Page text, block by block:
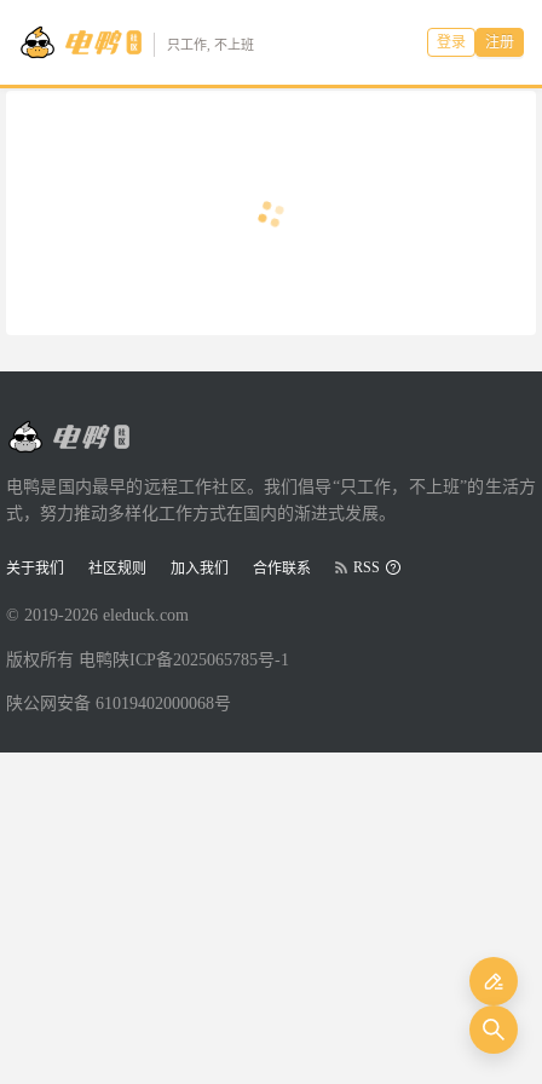
只工作, 不上班 登录 注册
电鸭是国内最早的远程工作社区。我们倡导“只工作，不上班”的生活方
式，努力推动多样化工作方式在国内的渐进式发展。
关于我们 社区规则 加入我们 合作联系 RSS
© 2019-2026 eleduck.com
版权所有 电鸭 陕ICP备2025065785号-1
陕公网安备 61019402000068号